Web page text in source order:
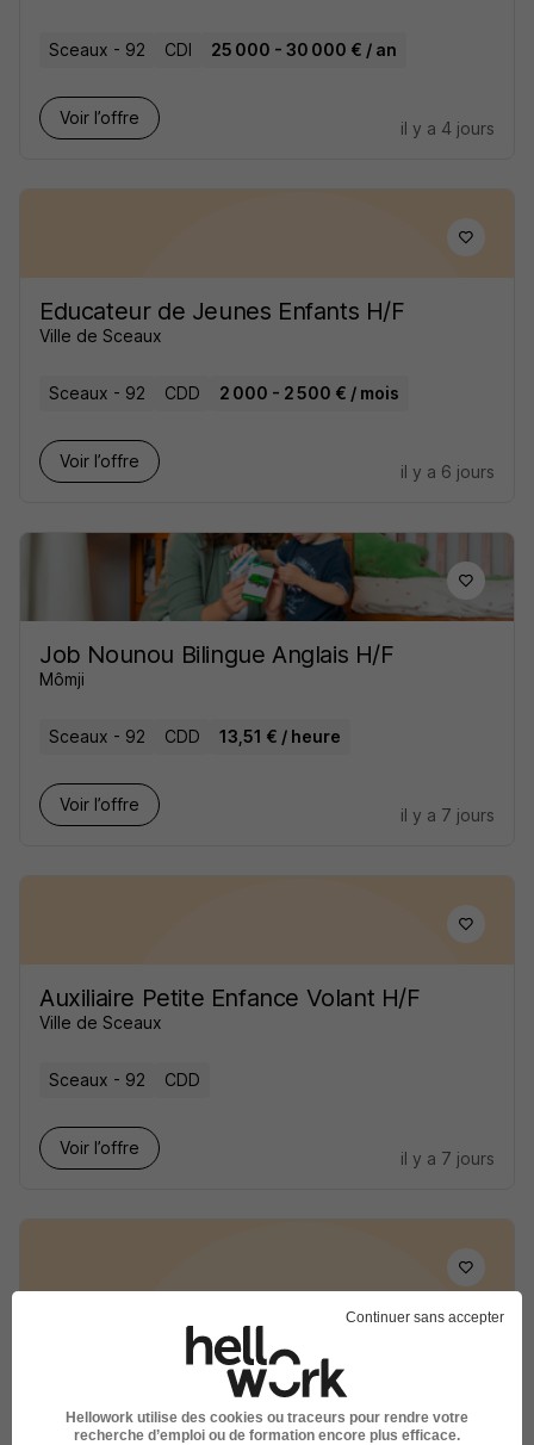
Sceaux - 92 CDI 25 000 - 30 000 € / an
Voir l’offre
il y a 4 jours
Educateur de Jeunes Enfants H/F
Ville de Sceaux
Sceaux - 92 CDD 2 000 - 2 500 € / mois
Voir l’offre
il y a 6 jours
Job Nounou Bilingue Anglais H/F
Mômji
Sceaux - 92 CDD 13,51 € / heure
Voir l’offre
il y a 7 jours
Auxiliaire Petite Enfance Volant H/F
Ville de Sceaux
Sceaux - 92 CDD
Voir l’offre
il y a 7 jours
Régisseur de Recettes et Comptable
Continuer sans accepter
Hellowork utilise des cookies ou traceurs pour rendre votre
recherche d’emploi ou de formation encore plus efficace.